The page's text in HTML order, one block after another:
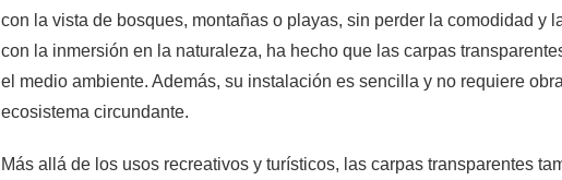
con la vista de bosques, montañas o playas, sin perder la comodidad
con la inmersión en la naturaleza, ha hecho que las carpas
el medio ambiente. Además, su instalación es sencilla y no requiere
ecosistema circundante.
Más allá de los usos recreativos y turísticos, las carpas transparentes